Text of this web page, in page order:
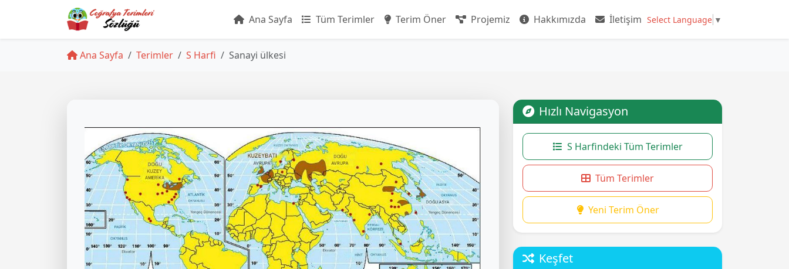
Ana Sayfa Tüm Terimler Terim Öner Projemiz Hakkımızda İletişim Select Language ▼
Ana Sayfa Terimler S Harfi Sanayi ülkesi
Hızlı Navigasyon
S Harfindeki Tüm Terimler
Tüm Terimler
Yeni Terim Öner
Keşfet